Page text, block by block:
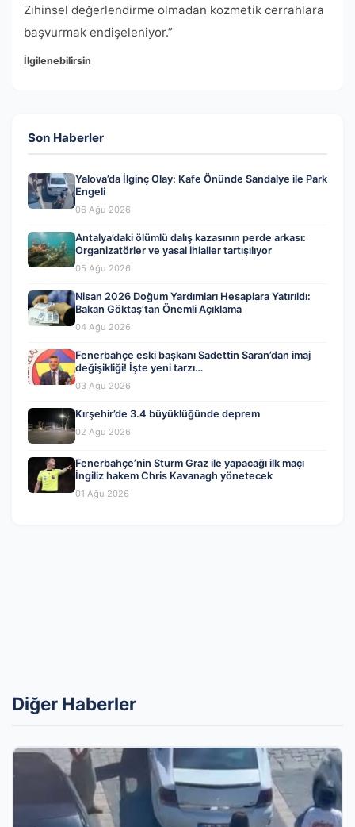
Zihinsel değerlendirme olmadan kozmetik cerrahlara
başvurmak endişeleniyor.”
İlgilenebilirsin
Son Haberler
Yalova’da İlginç Olay: Kafe Önünde Sandalye ile Park
Engeli
06 Ağu 2026
Antalya’daki ölümlü dalış kazasının perde arkası:
Organizatörler ve yasal ihlaller tartışılıyor
05 Ağu 2026
Nisan 2026 Doğum Yardımları Hesaplara Yatırıldı:
Bakan Göktaş’tan Önemli Açıklama
04 Ağu 2026
Fenerbahçe eski başkanı Sadettin Saran’dan imaj
değişikliği! İşte yeni tarzı…
03 Ağu 2026
Kırşehir’de 3.4 büyüklüğünde deprem
02 Ağu 2026
Fenerbahçe’nin Sturm Graz ile yapacağı ilk maçı
İngiliz hakem Chris Kavanagh yönetecek
01 Ağu 2026
Diğer Haberler